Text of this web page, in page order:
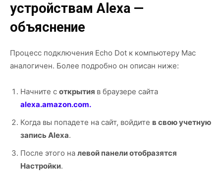
устройствам Alexa —
объяснение
Процесс подключения Echo Dot к компьютеру Mac
аналогичен. Более подробно он описан ниже:
Начните с открытия в браузере сайта
alexa.amazon.com.
Когда вы попадете на сайт, войдите в свою учетную
запись Alexa.
После этого на левой панели отобразятся
Настройки.